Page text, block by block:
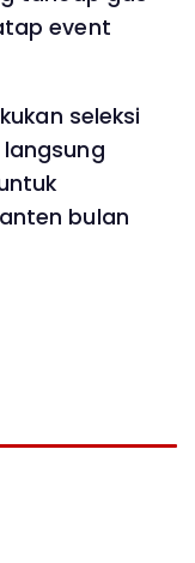
event
seleksi
bulan